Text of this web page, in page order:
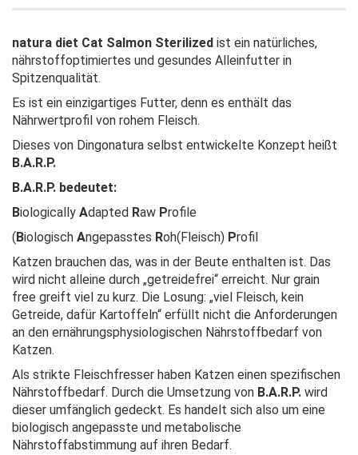
natura diet Cat Salmon Sterilized ist ein natürliches,
nährstoffoptimiertes und gesundes Alleinfutter in
Spitzenqualität.
Es ist ein einzigartiges Futter, denn es enthält das
Nährwertprofil von rohem Fleisch.
Dieses von Dingonatura selbst entwickelte Konzept heißt
B.A.R.P.
B.A.R.P. bedeutet:
Biologically Adapted Raw Profile
(Biologisch Angepasstes Roh(Fleisch) Profil
Katzen brauchen das, was in der Beute enthalten ist. Das
wird nicht alleine durch „getreidefrei“ erreicht. Nur grain
free greift viel zu kurz. Die Losung: „viel Fleisch, kein
Getreide, dafür Kartoffeln“ erfüllt nicht die Anforderungen
an den ernährungsphysiologischen Nährstoffbedarf von
Katzen.
Als strikte Fleischfresser haben Katzen einen spezifischen
Nährstoffbedarf. Durch die Umsetzung von B.A.R.P. wird
dieser umfänglich gedeckt. Es handelt sich also um eine
biologisch angepasste und metabolische
Nährstoffabstimmung auf ihren Bedarf.